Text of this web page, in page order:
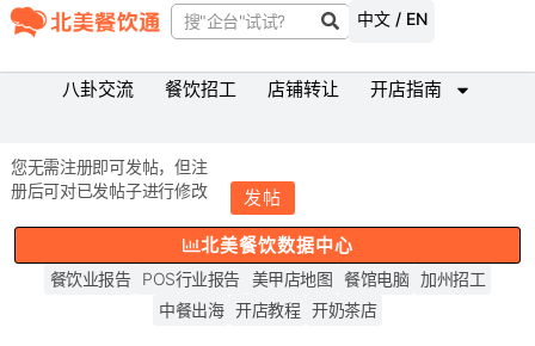
中文 / EN
八卦交流 餐饮招工 店铺转让 开店指南
您无需注册即可发帖，但注
册后可对已发帖子进行修改
发帖
北美餐饮数据中心
餐饮业报告 POS行业报告 美甲店地图 餐馆电脑
加州招工
中餐出海 开店教程 开奶茶店